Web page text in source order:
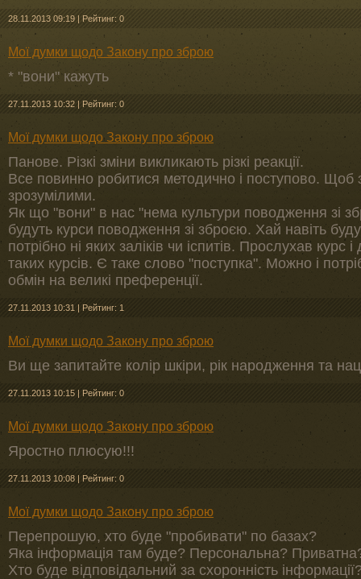
28.11.2013 09:19 | Рейтинг: 0
Мої думки щодо Закону про зброю
* "вони" кажуть
27.11.2013 10:32 | Рейтинг: 0
Мої думки щодо Закону про зброю
Панове. Різкі зміни викликають різкі реакції.
Все повинно робитися методично і поступово. Щоб
зрозумілими.
Як що "вони" в нас "нема культури поводження зі
будуть курси поводження зі зброєю. Хай навіть
потрібно ні яких заліків чи іспитів. Прослухав курс
таких курсів. Є таке слово "поступка". Можно і
обмін на великі преференції.
27.11.2013 10:31 | Рейтинг: 1
Мої думки щодо Закону про зброю
Ви ще запитайте колір шкіри, рік народження та
27.11.2013 10:15 | Рейтинг: 0
Мої думки щодо Закону про зброю
Яростно плюсую!!!
27.11.2013 10:08 | Рейтинг: 0
Мої думки щодо Закону про зброю
Перепрошую, хто буде "пробивати" по базах?
Яка інформація там буде? Персональна?
Хто буде відповідальний за схоронність